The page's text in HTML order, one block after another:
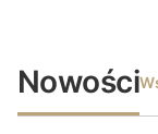
Nowości